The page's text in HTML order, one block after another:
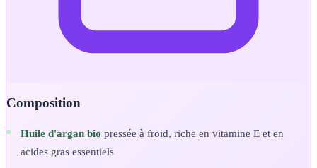
Composition
Huile d'argan bio pressée à froid, riche en vitamine E et en
acides gras essentiels